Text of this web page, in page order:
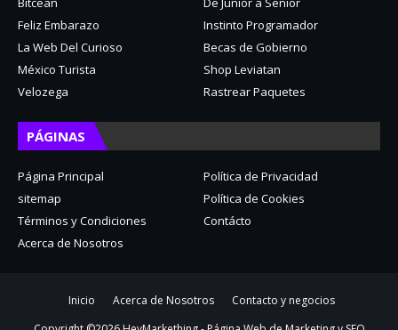
Feliz Embarazo
Instinto Programador
La Web Del Curioso
Becas de Gobierno
México Turista
Shop Leviatan
Velozega
Rastrear Paquetes
PÁGINAS
Página Principal
Política de Privacidad
sitemap
Política de Cookies
Términos y Condiciones
Contácto
Acerca de Nosotros
Inicio Acerca de Nosotros
Contacto y negocios